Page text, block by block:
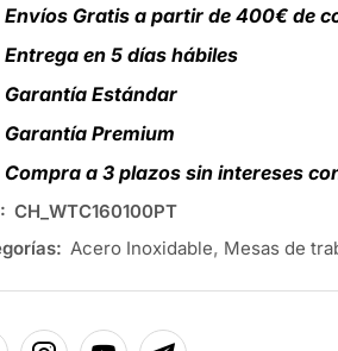
Envíos Gratis a partir de 400€ de
Entrega en 5 días hábiles
Garantía Estándar
Garantía Premium
Compra a 3 plazos sin intereses
CH_WTC160100PT
Acero Inoxidable, Mesas de